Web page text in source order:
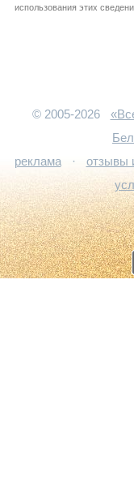
использования этих
© 2005-2026
реклама
· отзывы